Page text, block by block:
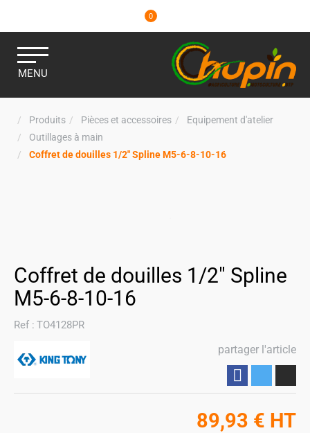
0
MENU
Produits Pièces et accessoires
Equipement d'atelier
Outillages à main
Coffret de douilles 1/2" Spline M5-6-8-10-16
Coffret de douilles 1/2" Spline
M5-6-8-10-16
Ref : TO4128PR
partager l'article
89,93 € HT